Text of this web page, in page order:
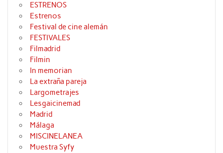
ESTRENOS
Estrenos
Festival de cine alemán
FESTIVALES
Filmadrid
Filmin
In memorian
La extraña pareja
Largometrajes
Lesgaicinemad
Madrid
Málaga
MISCINELANEA
Muestra Syfy